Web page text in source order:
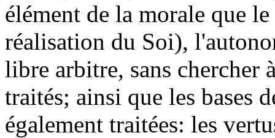
élément de la morale que
réalisation du Soi),
libre arbitre, sans chercher
traités; ainsi que les bases
également traitées: les